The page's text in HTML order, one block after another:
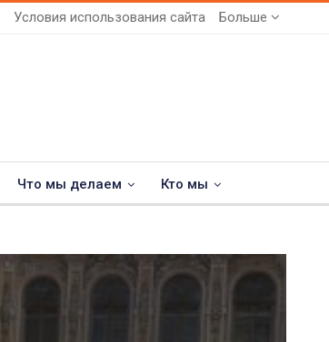
Условия использования сайта Больше
Что мы делаем Кто мы